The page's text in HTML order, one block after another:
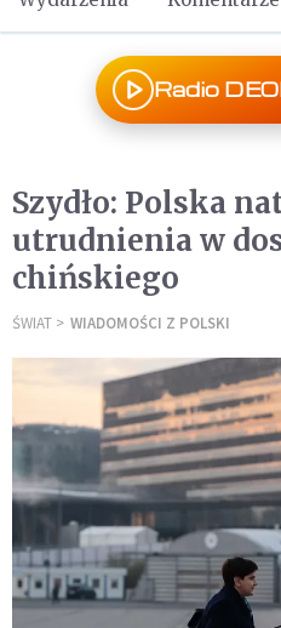
Radio
Szydło: Polska
utrudnienia w
chińskiego
ŚWIAT WIADOMOŚCI Z POLSKI